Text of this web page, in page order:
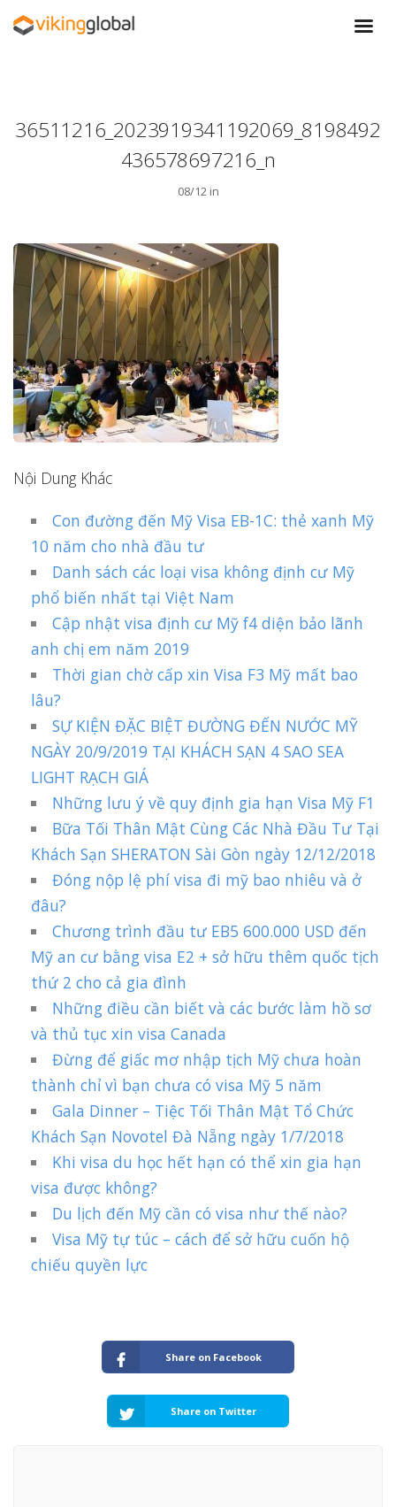
36511216_2023919341192069_8198492
436578697216_n
08/12 in
Nội Dung Khác
Con đường đến Mỹ Visa EB-1C: thẻ xanh Mỹ
10 năm cho nhà đầu tư
Danh sách các loại visa không định cư Mỹ
phổ biến nhất tại Việt Nam
Cập nhật visa định cư Mỹ f4 diện bảo lãnh
anh chị em năm 2019
Thời gian chờ cấp xin Visa F3 Mỹ mất bao
lâu?
SỰ KIỆN ĐẶC BIỆT ĐƯỜNG ĐẾN NƯỚC MỸ
NGÀY 20/9/2019 TẠI KHÁCH SẠN 4 SAO SEA
LIGHT RẠCH GIÁ
Những lưu ý về quy định gia hạn Visa Mỹ F1
Bữa Tối Thân Mật Cùng Các Nhà Đầu Tư Tại
Khách Sạn SHERATON Sài Gòn ngày 12/12/2018
Đóng nộp lệ phí visa đi mỹ bao nhiêu và ở
đâu?
Chương trình đầu tư EB5 600.000 USD đến
Mỹ an cư bằng visa E2 + sở hữu thêm quốc tịch
thứ 2 cho cả gia đình
Những điều cần biết và các bước làm hồ sơ
và thủ tục xin visa Canada
Đừng để giấc mơ nhập tịch Mỹ chưa hoàn
thành chỉ vì bạn chưa có visa Mỹ 5 năm
Gala Dinner – Tiệc Tối Thân Mật Tổ Chức
Khách Sạn Novotel Đà Nẵng ngày 1/7/2018
Khi visa du học hết hạn có thể xin gia hạn
visa được không?
Du lịch đến Mỹ cần có visa như thế nào?
Visa Mỹ tự túc – cách để sở hữu cuốn hộ
chiếu quyền lực
Share on Facebook
Share on Twitter